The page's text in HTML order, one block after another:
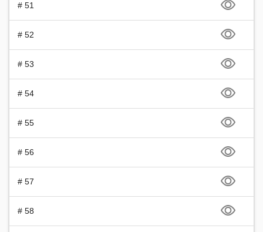
# 51
# 52
# 53
# 54
# 55
# 56
# 57
# 58